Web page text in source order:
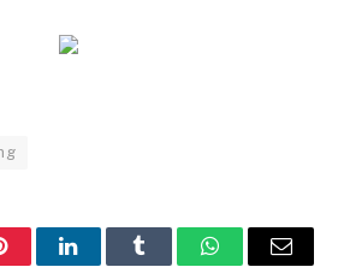
LinkedInTumblr WhatsAppEmail